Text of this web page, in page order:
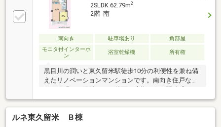
2SLDK 62.79m2
2階 南
南向き 駐車場あり
角部屋
モニタ付インターホ
ン
浴室乾燥機 所有権
黒目川の潤いと東久留米駅徒歩10分の利便性を兼ね備
えたリノベーションマンションです。南向き住戸なら
眺望が毎日の暮らしを彩ります。管理体制や長期修繕
計画も整った総戸数153戸のビッグコミュニティ。自
然豊かな住環境と生活利便性を両立した住まいです。
ルネ東久留米 Ｂ棟